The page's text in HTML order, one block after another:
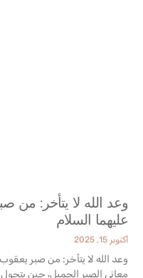
وعد الله لا يتأخر:
عليهما السلام
أكتوبر 15, 2025
وعد الله لا يتأخر: من صبر
معاني الصبر الجميل، حين يتحول